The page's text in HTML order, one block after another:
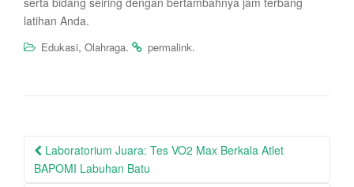
latihan Anda.
Edukasi, Olahraga. permalink.
Post
navigation
Laboratorium Juara: Tes VO2 Max Berkala Atlet
BAPOMI Labuhan Batu